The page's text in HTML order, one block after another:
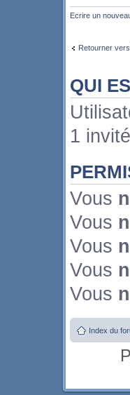
Ecrire un
Retourner
QUI
1 invité
Vous
Vous
Vous
Vous
Vous
Index du